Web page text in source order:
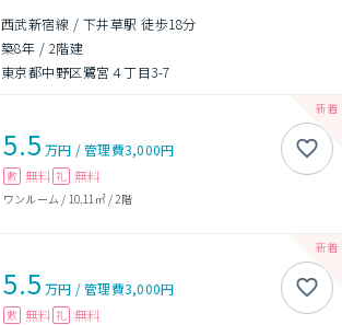
西武新宿線 / 下井草駅 徒歩18分
築8年 / 2階建
東京都中野区鷺宮４丁目3-7
5.5 万円 /管理費3,000円
敷 無料 礼 無料
ワンルーム / 10.11㎡/ 2階
5.5 万円 /管理費3,000円
敷 無料 礼 無料